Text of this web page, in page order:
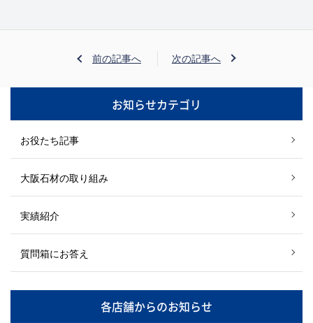
前の記事へ 次の記事へ
お知らせカテゴリ
お役たち記事
大阪石材の取り組み
実績紹介
質問箱にお答え
各店舗からのお知らせ